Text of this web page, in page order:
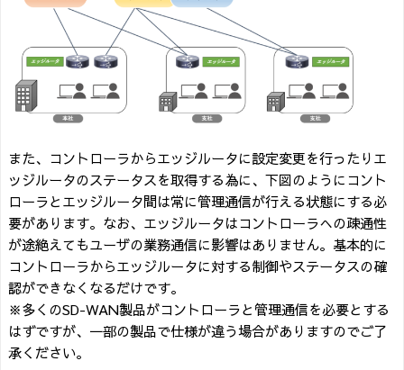
また、コントローラからエッジルータに設定変更を行ったりエ
ッジルータのステータスを取得する為に、下図のようにコント
ローラとエッジルータ間は常に管理通信が行える状態にする必
要があります。なお、エッジルータはコントローラへの疎通性
が途絶えてもユーザの業務通信に影響はありません。基本的に
コントローラからエッジルータに対する制御やステータスの確
認ができなくなるだけです。
※多くのSD-WAN製品がコントローラと管理通信を必要とする
はずですが、一部の製品で仕様が違う場合がありますのでご了
承ください。